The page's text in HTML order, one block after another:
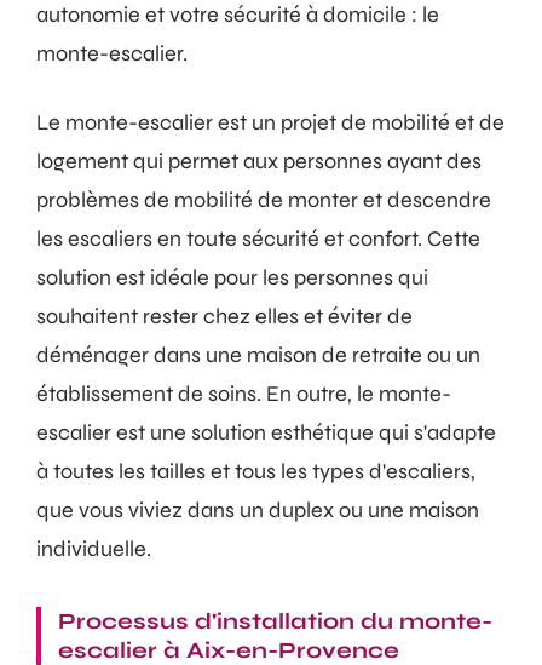
autonomie et votre sécurité à domicile : le
monte-escalier.
Le monte-escalier est un projet de mobilité et de
logement qui permet aux personnes ayant des
problèmes de mobilité de monter et descendre
les escaliers en toute sécurité et confort. Cette
solution est idéale pour les personnes qui
souhaitent rester chez elles et éviter de
déménager dans une maison de retraite ou un
établissement de soins. En outre, le monte-
escalier est une solution esthétique qui s'adapte
à toutes les tailles et tous les types d'escaliers,
que vous viviez dans un duplex ou une maison
individuelle.
Processus d'installation du monte-
escalier à Aix-en-Provence